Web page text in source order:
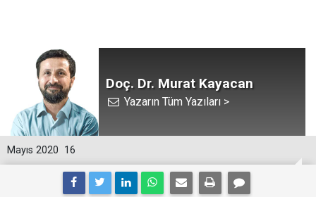
Doç. Dr. Murat Kayacan
Yazarın Tüm Yazıları >
16
Mayıs 2020